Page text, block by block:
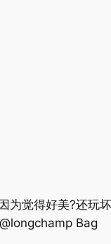
为觉得好美?还玩
Bag